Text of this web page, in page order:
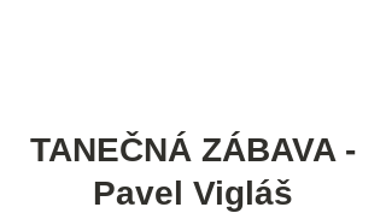
TANEČNÁ ZÁBAVA -
Pavel Vigláš